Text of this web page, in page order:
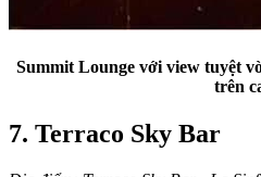
Summit Lounge với view tuyệt
trên
7. Terraco Sky Bar